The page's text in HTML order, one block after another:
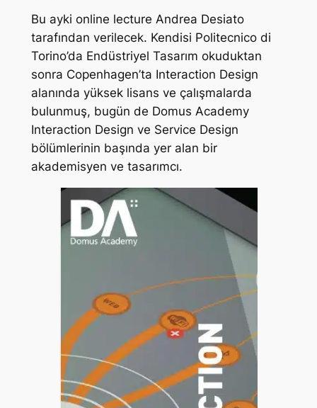
Bu ayki online lecture Andrea Desiato
tarafından verilecek. Kendisi Politecnico di
Torino’da Endüstriyel Tasarım okuduktan
sonra Copenhagen’ta Interaction Design
alanında yüksek lisans ve çalışmalarda
bulunmuş, bugün de Domus Academy
Interaction Design ve Service Design
bölümlerinin başında yer alan bir
akademisyen ve tasarımcı.